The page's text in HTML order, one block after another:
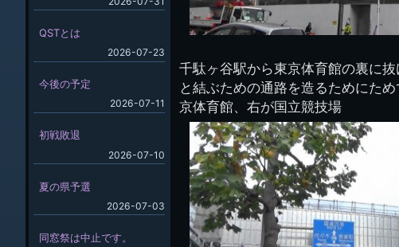
千駄ヶ谷駅から東京体育館の裏に
と結ぶための通路を造るためにた
京体育館、右が国立競技場
QSTとは
2026-07-23
今後の予定
2026-07-11
初戦敗退
2026-07-10
夏の県予選
2026-07-03
同窓祭は中止です。